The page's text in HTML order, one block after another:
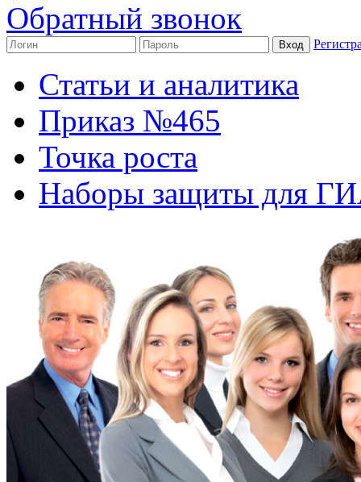
Обратный звонок
Статьи и аналитика
Приказ №465
Точка роста
Наборы защиты для